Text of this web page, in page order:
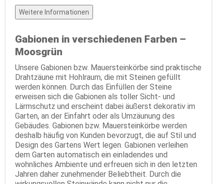
Weitere Informationen
Gabionen in verschiedenen Farben –
Moosgrün
Unsere Gabionen bzw. Mauersteinkörbe sind praktische
Drahtzäune mit Hohlraum, die mit Steinen gefüllt
werden können. Durch das Einfüllen der Steine
erweisen sich die Gabionen als toller Sicht- und
Lärmschutz und erscheint dabei äußerst dekorativ im
Garten, an der Einfahrt oder als Umzäunung des
Gebäudes. Gabionen bzw. Mauersteinkörbe werden
deshalb häufig von Kunden bevorzugt, die auf Stil und
Design des Gartens Wert legen. Gabionen verleihen
dem Garten automatisch ein einladendes und
wohnliches Ambiente und erfreuen sich in den letzten
Jahren daher zunehmender Beliebtheit. Durch die